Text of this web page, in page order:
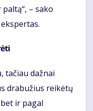
– sako
tačiau dažnai
drabužius reikėtų
ir pagal